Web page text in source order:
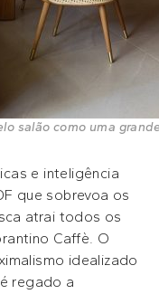
salão como uma
e inteligência
que sobrevoa os
atrai todos os
Caffè. O
idealizado
é regado a